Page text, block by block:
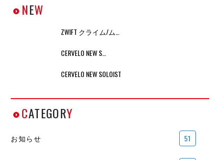
NEW
ZWIFT クライム/ム…
CERVELO NEW S…
CERVELO NEW SOLOIST
CATEGORY
お知らせ 51